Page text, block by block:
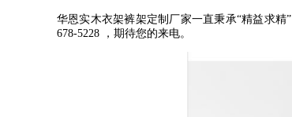
华恩实木衣架裤架定制厂家一直秉承“精益求精”
678-5228
，期待您的来电。